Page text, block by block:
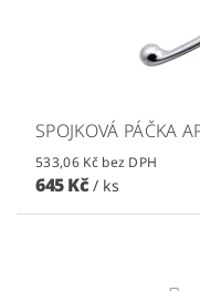
SPOJKOVÁ PÁČKA
533,06 Kč bez DPH
645 Kč / ks